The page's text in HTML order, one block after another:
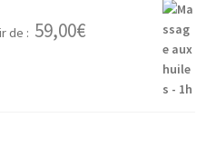
de : 59,00€